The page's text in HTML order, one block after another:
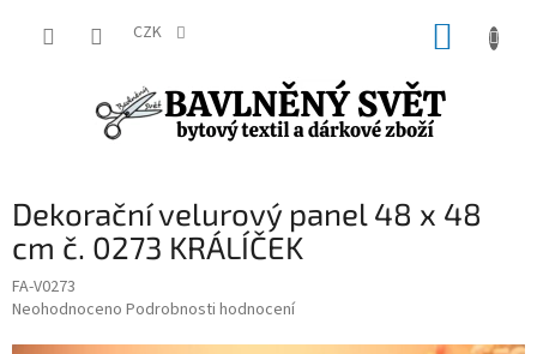
CZK
Dekorační velurový panel 48 x 48
cm č. 0273 KRÁLÍČEK
FA-V0273
Průměrné
Neohodnoceno Podrobnosti hodnocení